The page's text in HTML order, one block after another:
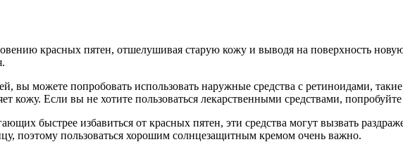
красных пятен, отшелушивая старую кожу и выводя на поверхность
вы можете попробовать использовать наружные средства с ретиноидами,
кожу. Если вы не хотите пользоваться лекарственными средствами,
быстрее избавиться от красных пятен, эти средства могут вызвать
поэтому пользоваться хорошим солнцезащитным кремом очень важно.